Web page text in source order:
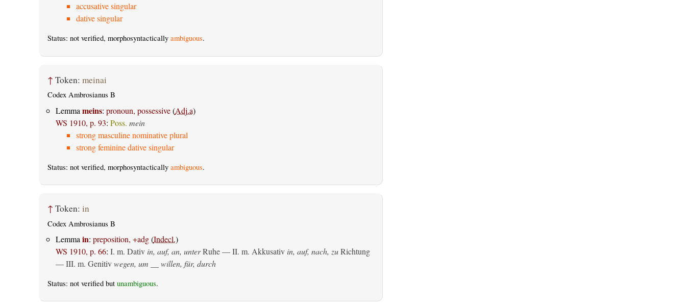
accusative singular
dative singular
Status: not verified, morphosyntactically ambiguous.
↑ Token: meinai
Codex Ambrosianus B
Lemma meins: pronoun, possessive(Adj.a)
WS 1910, p. 93: Poss. mein
strong masculine nominative plural
strong feminine dative singular
Status: not verified, morphosyntactically ambiguous.
↑ Token: in
Codex Ambrosianus B
Lemma in: preposition, +adg(Indecl.)
WS 1910, p. 66: I. m. Dativ in, auf, an, unterRuhe — II. m. Akkusativ in, auf, nach, zuRichtung
— III. m. Genitiv wegen, um __ willen, für, durch
Status: not verified but unambiguous.